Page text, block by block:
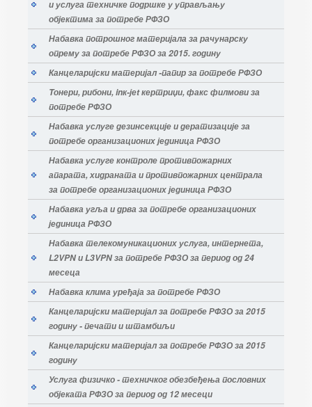
и услуга техничке подршке у управљању
објектима за потребе РФЗО
Набавка потрошног материјала за рачунарску
опрему за потребе РФЗО за 2015. годину
Канцеларијски материјал -папир за потребе РФЗО
Tонери, рибони, inк-јеt кертриџи, факс филмови за
потребе РФЗО
Набавка услуге дезинсекције и дератизације за
потребе организационих јединица РФЗО
Набавка услуге контроле противпожарних
апарата, хидраната и противпожарних централа
за потребе организационих јединица РФЗО
Набавка угља и дрва за потребе организационих
јединица РФЗО
Набавка телекомуникационих услуга, интернета,
L2VPN и L3VPN за потребе РФЗО за период од 24
месеца
Набавка клима уређаја за потребе РФЗО
Канцеларијски материјал за потребе РФЗО за 2015
годину - печати и штамбиљи
Канцеларијски материјал за потребе РФЗО за 2015
годину
Услуга физичко - техничког обезбеђења пословних
објеката РФЗО за период од 12 месеци